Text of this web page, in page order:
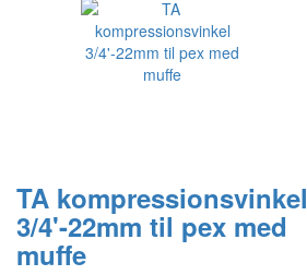
TA kompressionsvinkel
3/4'-22mm til pex med
muffe